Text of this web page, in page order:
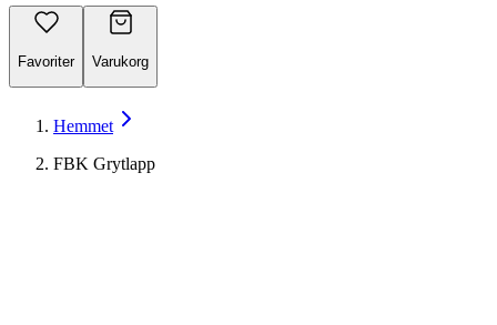
Favoriter Varukorg
Hemmet
FBK Grytlapp